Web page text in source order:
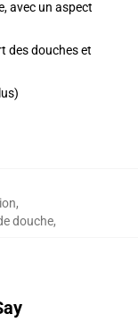
avec un aspect
des douches et
,
douche,